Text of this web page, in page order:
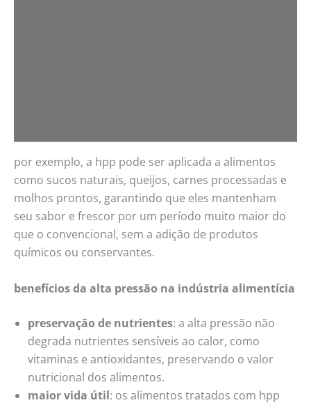
por exemplo, a hpp pode ser aplicada a alimentos
como sucos naturais, queijos, carnes processadas e
molhos prontos, garantindo que eles mantenham
seu sabor e frescor por um período muito maior do
que o convencional, sem a adição de produtos
químicos ou conservantes.
benefícios da alta pressão na indústria alimentícia
preservação de nutrientes: a alta pressão não
degrada nutrientes sensíveis ao calor, como
vitaminas e antioxidantes, preservando o valor
nutricional dos alimentos.
maior vida útil: os alimentos tratados com hpp